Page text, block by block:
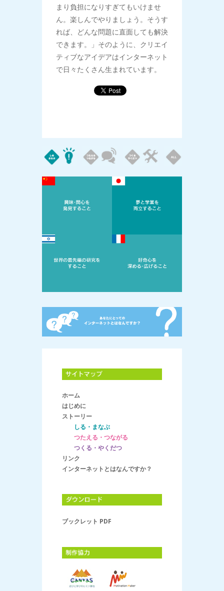
まり負担になりすぎてもいけませ
ん。楽しんでやりましょう。そうす
れば、どんな問題に直面しても解決
できます。」そのように、クリエイ
ティブなアイデアはインターネット
で日々たくさん生まれています。
ホーム
はじめに
ストーリー
しる・まなぶ
つたえる・つながる
つくる・やくだつ
リンク
インターネットとはなんですか？
ブックレット PDF